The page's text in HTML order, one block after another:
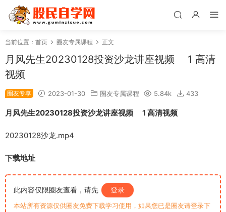
当前位置： 首页 圈友专属课程 正文
月风先生20230128投资沙龙讲座视频 1 高清
视频
圈友专享 2023-01-30 圈友专属课程 5.84k 433
月风先生20230128投资沙龙讲座视频 1 高清视频
20230128沙龙.mp4
下载地址
此内容仅限圈友查看，请先 登录
本站所有资源仅供圈友免费下载学习使用，如果您已是圈友请登录下